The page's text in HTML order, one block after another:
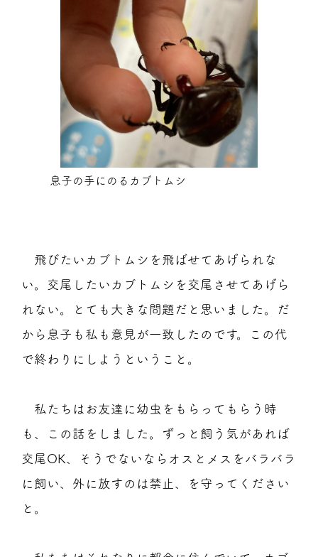
息子の手にのるカブトムシ
飛びたいカブトムシを飛ばせてあげられな
い。交尾したいカブトムシを交尾させてあげら
れない。とても大きな問題だと思いました。だ
から息子も私も意見が一致したのです。この代
で終わりにしようということ。
私たちはお友達に幼虫をもらってもらう時
も、この話をしました。ずっと飼う気があれば
交尾OK、そうでないならオスとメスをバラバラ
に飼い、外に放すのは禁止、を守ってください
と。